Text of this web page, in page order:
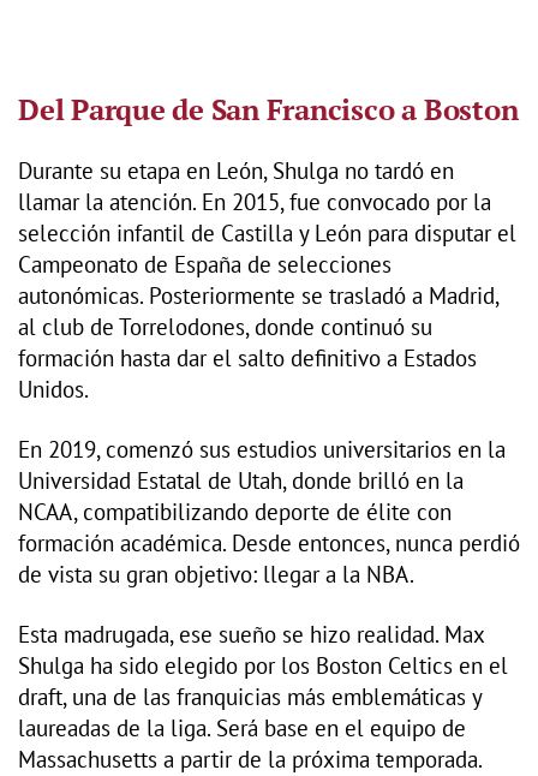
Del Parque de San Francisco a Boston
Durante su etapa en León, Shulga no tardó en
llamar la atención. En 2015, fue convocado por la
selección infantil de Castilla y León para disputar el
Campeonato de España de selecciones
autonómicas. Posteriormente se trasladó a Madrid,
al club de Torrelodones, donde continuó su
formación hasta dar el salto definitivo a Estados
Unidos.
En 2019, comenzó sus estudios universitarios en la
Universidad Estatal de Utah, donde brilló en la
NCAA, compatibilizando deporte de élite con
formación académica. Desde entonces, nunca perdió
de vista su gran objetivo: llegar a la NBA.
Esta madrugada, ese sueño se hizo realidad. Max
Shulga ha sido elegido por los Boston Celtics en el
draft, una de las franquicias más emblemáticas y
laureadas de la liga. Será base en el equipo de
Massachusetts a partir de la próxima temporada.